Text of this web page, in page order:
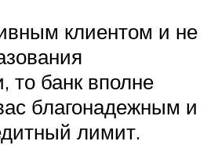
клиентом и не
то банк вполне
благонадежным и
лимит.